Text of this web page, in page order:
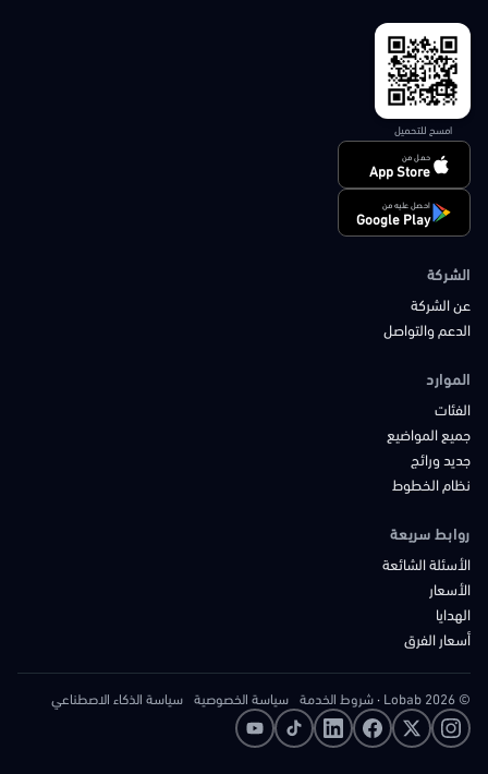
امسح للتحميل
حمل من
App Store
احصل عليه من
Google Play
الشركة
عن الشركة
الدعم والتواصل
الموارد
الفئات
جميع المواضيع
جديد ورائج
نظام الخطوط
روابط سريعة
الأسئلة الشائعة
الأسعار
الهدايا
أسعار الفرق
© 2026 Lobab
· شروط الخدمة سياسة الخصوصية سياسة الذكاء الاصطناعي